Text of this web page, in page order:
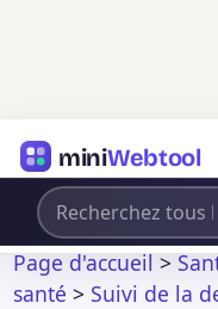
miniWebtool
Page d'accueil>
santé > Suivi de la